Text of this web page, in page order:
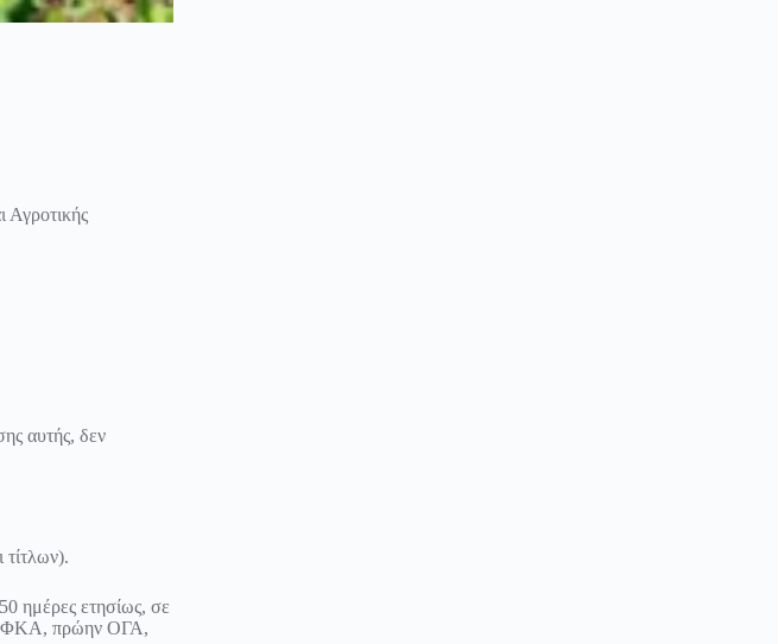
Αγροτικής
αυτής, δεν
τίτλων).
ημέρες ετησίως, σε
ΕΦΚΑ, πρώην ΟΓΑ,